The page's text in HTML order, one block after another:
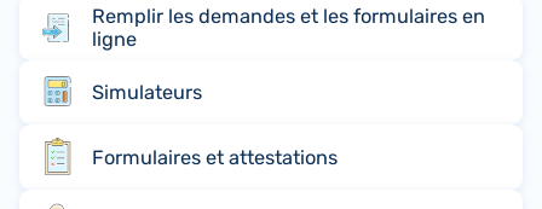
Remplir les demandes et les formulaires en
ligne
Simulateurs
Formulaires et attestations